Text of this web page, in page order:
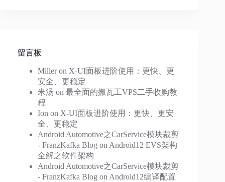
留言板
Milleron X-UI面板进阶使用：更快、更
安全、更稳定
米汤 on 最全面的搬瓦工VPS二手收购教
程
Ion on X-UI面板进阶使用：更快、更安
全、更稳定
Android Automotive之CarService模块裁剪
- FranzKafka Blog on Android12 EVS架构
全解之软件架构
Android Automotive之CarService模块裁剪
- FranzKafka Blog on Android12编译配置